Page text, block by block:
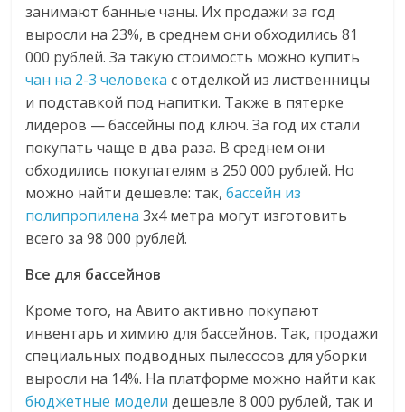
занимают банные чаны. Их продажи за год
выросли на 23%, в среднем они обходились 81
000 рублей. За такую стоимость можно купить
чан на 2-3 человека с отделкой из лиственницы
и подставкой под напитки. Также в пятерке
лидеров — бассейны под ключ. За год их стали
покупать чаще в два раза. В среднем они
обходились покупателям в 250 000 рублей. Но
можно найти дешевле: так,бассейн из
полипропилена 3х4 метра могут изготовить
всего за 98 000 рублей.
Все для бассейнов
Кроме того, на Авито активно покупают
инвентарь и химию для бассейнов. Так, продажи
специальных подводных пылесосов для уборки
выросли на 14%. На платформе можно найти как
бюджетные модели дешевле 8 000 рублей, так и